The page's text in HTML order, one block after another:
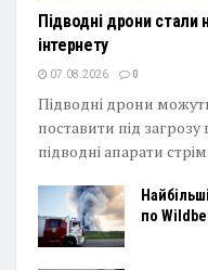
Підводні дрони
інтернету
07.08.2026 0
Підводні дрони
поставити під
підводні апарати
по